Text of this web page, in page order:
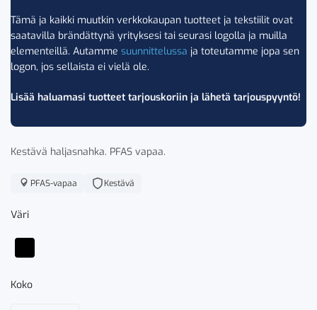
Tämä ja kaikki muutkin verkkokaupan tuotteet ja tekstiilit ovat
saatavilla brändättynä yrityksesi tai seurasi logolla ja muilla
elementeillä. Autamme suunnittelussa ja toteutamme jopa sen
logon, jos sellaista ei vielä ole.
Lisää haluamasi tuotteet tarjouskoriin ja lähetä tarjouspyyntö!
Kestävä haljasnahka. PFAS vapaa.
PFAS-vapaa Kestävä
Väri
Koko